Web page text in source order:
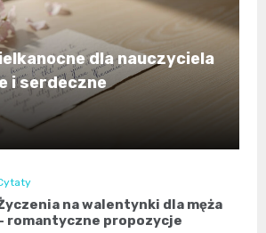
dla nauczyciela
i serdeczne
na walentynki dla męża
romantyczne propozycje